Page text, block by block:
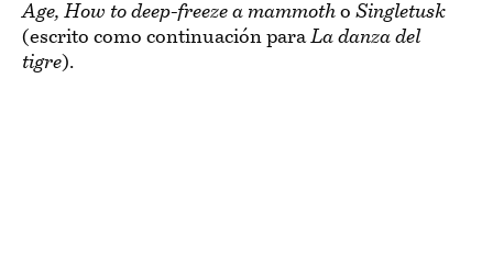
Age, How to deep-freeze a mammoth o Singletusk
(escrito como continuación paraLa danza del
tigre).